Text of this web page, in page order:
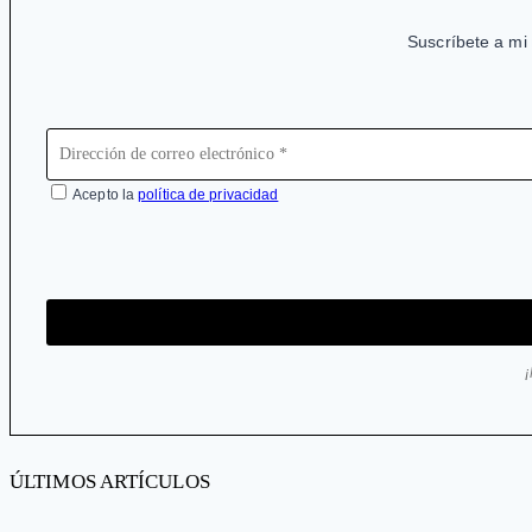
Suscríbete a mi
Acepto lapolítica de privacidad
ÚLTIMOS ARTÍCULOS